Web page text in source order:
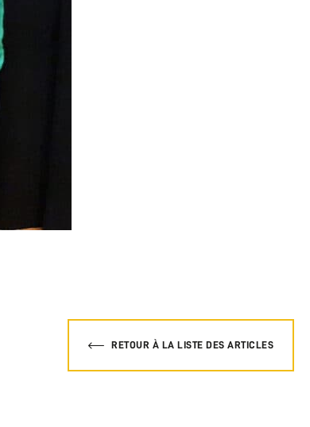
RETOUR À LA LISTE DES ARTICLES